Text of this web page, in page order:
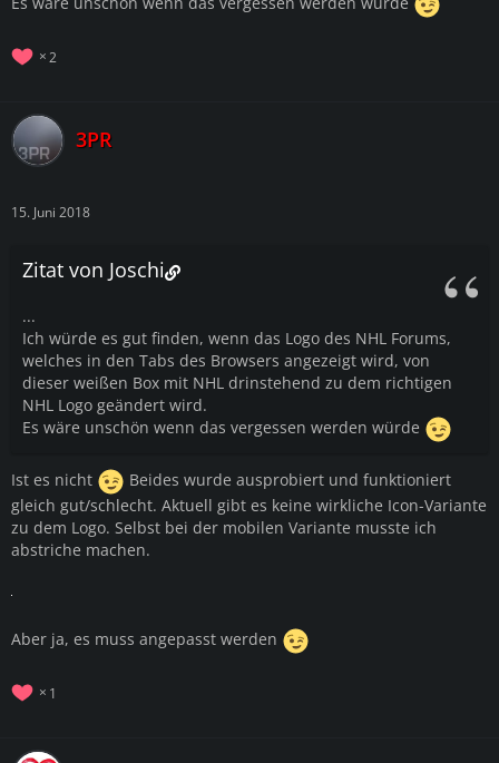
2
3PR
15. Juni 2018
Zitat von Joschi
...
Ich würde es gut finden, wenn das Logo des NHL Forums,
welches in den Tabs des Browsers angezeigt wird, von
dieser weißen Box mit NHL drinstehend zu dem richtigen
NHL Logo geändert wird.
Es wäre unschön wenn das vergessen werden würde
Ist es nicht
Beides wurde ausprobiert und funktioniert
gleich gut/schlecht. Aktuell gibt es keine wirkliche Icon-Variante
zu dem Logo. Selbst bei der mobilen Variante musste ich
abstriche machen.
Aber ja, es muss angepasst werden
1